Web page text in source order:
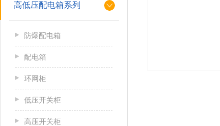
高低压配电箱系列
防爆配电箱
配电箱
环网柜
低压开关柜
高压开关柜